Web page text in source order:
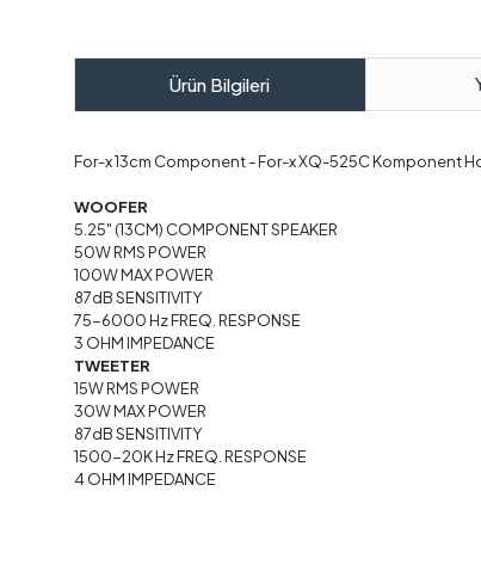
Ürün Bilgileri
For-x 13cm Component - For-x XQ-525C Komponent
WOOFER
5.25" (13CM) COMPONENT SPEAKER
50W RMS POWER
100W MAX POWER
87dB SENSITIVITY
75-6000 Hz FREQ. RESPONSE
3 OHM IMPEDANCE
TWEETER
15W RMS POWER
30W MAX POWER
87dB SENSITIVITY
1500-20K Hz FREQ. RESPONSE
4 OHM IMPEDANCE